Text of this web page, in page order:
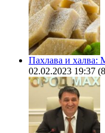
Пахлава и халва:
02.02.2023 19:37